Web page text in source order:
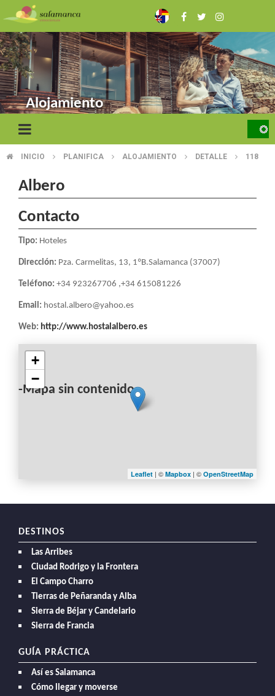
Pasar
al
contenido
principal
Alojamiento
SOBRESCRIBIR
ENLACES
DE
AYUDA
LA
NAVEGACIÓN
INICIO PLANIFICA ALOJAMIENTO DETALLE 118
Albero
Contacto
Tipo: Hoteles
Dirección: Pza. Carmelitas, 13, 1ºB.Salamanca (37007)
Teléfono: +34 923267706 ,+34 615081226
Email: hostal.albero@yahoo.es
Web: http://www.hostalalbero.es
-Mapa sin contenido-
+
−
Leaflet | © Mapbox | © OpenStreetMap
DESTINOS
Las Arribes
Ciudad Rodrigo y la Frontera
El Campo Charro
Tierras de Peñaranda y Alba
Sierra de Béjar y Candelario
Sierra de Francia
GUÍA PRÁCTICA
Así es Salamanca
Cómo llegar y moverse